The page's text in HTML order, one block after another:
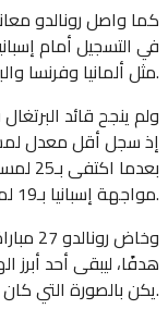
كما واصل رونالدو
في التسجيل أمام
مثل ألمانيا وفرنسا والبرازيل خلال مشاركاته المونديالية.
ولم ينجح قائد
إذ سجل أقل معدل
مواجهة إسبانيا بـ19 لمسة فقط.
هدفًا، ليبقى أحد أبرز
يكن بالصورة التي كان يطمح إليها.